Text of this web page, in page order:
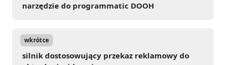
narzędzie do programmatic DOOH
silnik dostosowujący przekaz reklamowy do